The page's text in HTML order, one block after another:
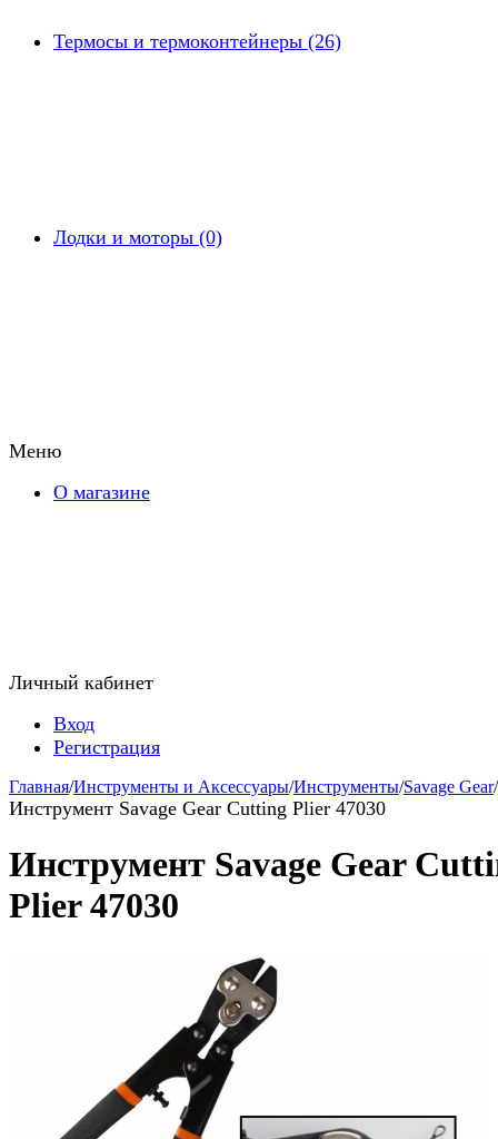
Термосы и термоконтейнеры (26)
Лодки и моторы (0)
Меню
О магазине
Личный кабинет
Вход
Регистрация
Главная/Инструменты и Аксессуары/Инструменты/Savage Gear/
Инструмент Savage Gear Cutting Plier 47030
Инструмент Savage Gear
Plier 47030